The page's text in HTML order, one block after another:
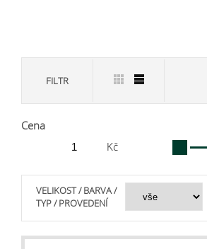
FILTR
Cena
Kč
VELIKOST / BARVA /
TYP / PROVEDENÍ